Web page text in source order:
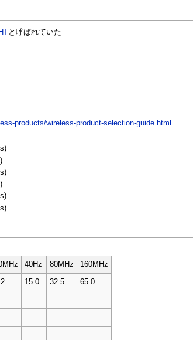
と呼ばれていた
products/wireless-product-selection-guide.html
40Hz 80MHz 160MHz
15.0 32.5 65.0